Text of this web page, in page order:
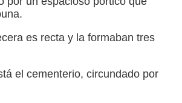
es recta y la formaban tres
el cementerio, circundado por